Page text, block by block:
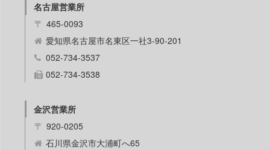
名古屋営業所
〒 465-0093
愛知県名古屋市名東区一社3-90-201
052-734-3537
052-734-3538
金沢営業所
〒 920-0205
石川県金沢市大浦町へ65